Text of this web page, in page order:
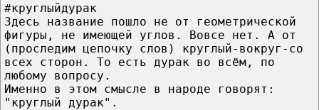
#круглыйдурак
Здесь название пошло не от геометрической
фигуры, не имеющей углов. Вовсе нет. А от
(проследим цепочку слов) круглый-вокруг-со
всех сторон. То есть дурак во всём, по
любому вопросу.
Именно в этом смысле в народе говорят:
"круглый дурак".